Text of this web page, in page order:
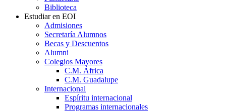
Biblioteca
Estudiar en EOI
Admisiones
Secretaría Alumnos
Becas y Descuentos
Alumni
Colegios Mayores
C.M. África
C.M. Guadalupe
Internacional
Espíritu internacional
Programas internacionales